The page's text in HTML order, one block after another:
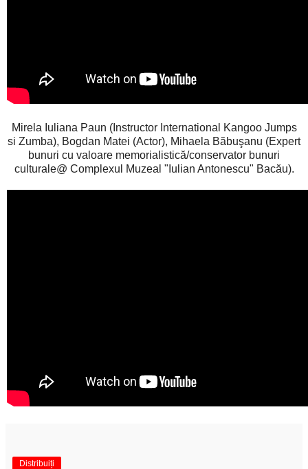
Mirela Iuliana Paun (Instructor International Kangoo Jumps
si Zumba), Bogdan Matei (Actor), Mihaela Băbuşanu (Expert
bunuri cu valoare memorialistică/conservator bunuri
culturale@ Complexul Muzeal "Iulian Antonescu" Bacău).
Distribuiți